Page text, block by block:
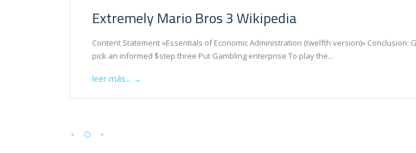
Extremely Mario Bros 3 Wikipedia
Content Statement «Essentials of Economic Administration (twelfth version)»
pick an informed $step three Put Gambling enterprise To play the...
leer más... →